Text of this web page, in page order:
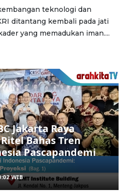
teknologi dan
ditantang kembali pada jati
yang memadukan iman....
Jakarta Raya
Bahas Tren
Pascapandemi
WIB